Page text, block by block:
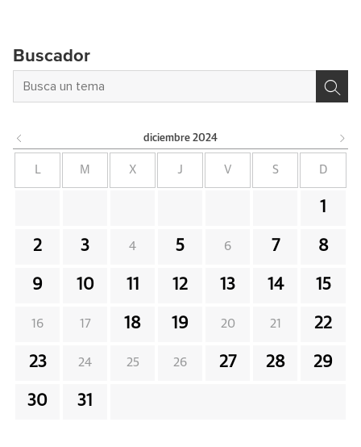
Buscador
diciembre 2024
L M X J V S D
1
2 3 4 5 6 7 8
9 10 11 12 13 14 15
16 17 18 19 20 21 22
23 24 25 26 27 28 29
30 31